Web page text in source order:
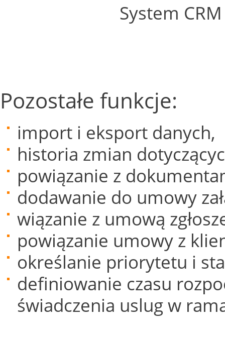
System
Pozostałe funkcje:
import i eksport danych,
historia zmian
powiązanie z
dodawanie do umowy
wiązanie z umową
powiązanie umowy z
określanie priorytetu i
definiowanie czasu
świadczenia uslug w